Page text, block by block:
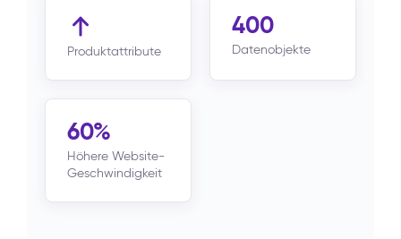
Produktattribute
400
Datenobjekte
60%
Höhere Website-
Geschwindigkeit